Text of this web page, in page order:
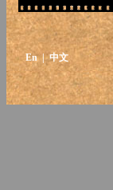
En| 中文